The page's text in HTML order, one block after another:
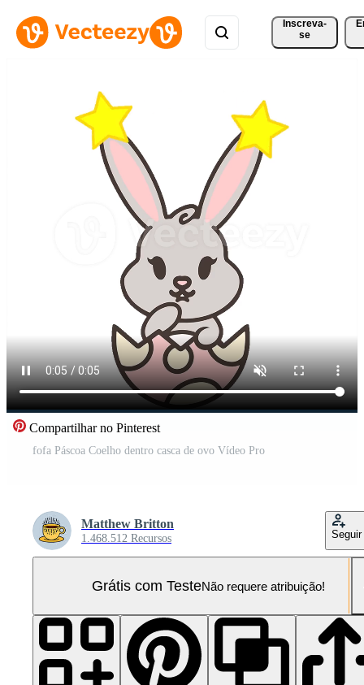
Inscreva-
se
Compartilhar no Pinterest
fofa Páscoa Coelho dentro casca de ovo Vídeo Pro
Matthew Britton
1.468.512 Recursos Seguir
Grátis com TesteNão requere atribuição!